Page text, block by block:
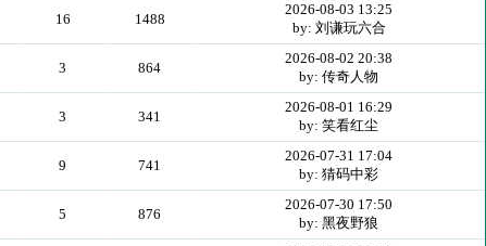
16 1488
2026-08-03 13:25
by: 刘谦玩六合
3 864
2026-08-02 20:38
by: 传奇人物
3 341
2026-08-01 16:29
by: 笑看红尘
9 741
2026-07-31 17:04
by: 猜码中彩
5 876
2026-07-30 17:50
by: 黑夜野狼